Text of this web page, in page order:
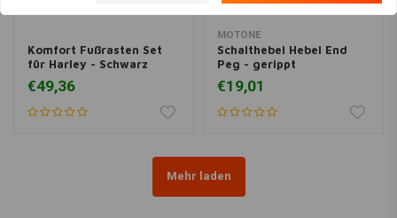
Komfort Fußrasten Set
für Harley - Schwarz
€49,36
MOTONE
Schalthebel Hebel End
Peg - gerippt
€19,01
Mehr laden